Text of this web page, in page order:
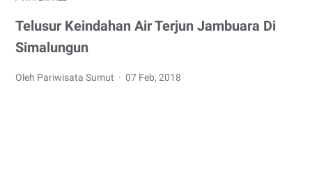
Telusur Keindahan Air Terjun Jambuara Di
Simalungun
Oleh Pariwisata Sumut 07 Feb, 2018